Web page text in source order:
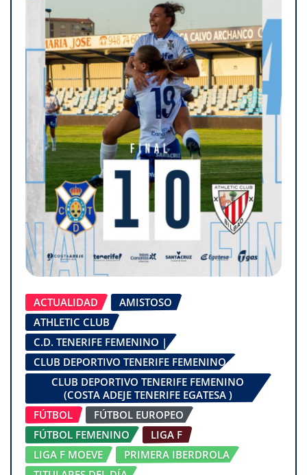
ACTUALIDAD
AMISTOSO
ATHLETIC CLUB
C.D. TENERIFE FEMENINO |
CLUB DEPORTIVO TENERIFE FEMENINO
CLUB DEPORTIVO TENERIFE FEMENINO
(COSTA ADEJE TENERIFE EGATESA )
FÚTBOL
FÚTBOL EUROPEO
FÚTBOL FEMENINO
LIGA F
LIGA F MOEVE
PRIMERA IBERDROLA